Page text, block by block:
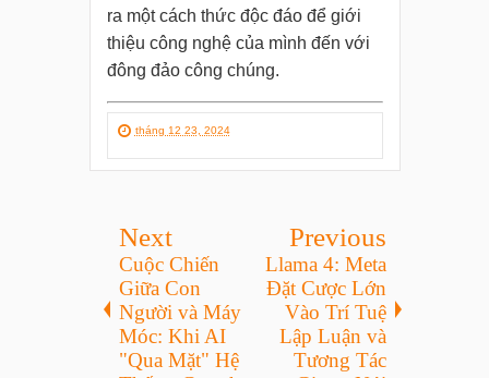
ra một cách thức độc đáo để giới
thiệu công nghệ của mình đến với
đông đảo công chúng.
tháng 12 23, 2024
Next
Cuộc Chiến
Giữa Con
Người và Máy
Móc: Khi AI
"Qua Mặt" Hệ
Previous
Llama 4: Meta
Đặt Cược Lớn
Vào Trí Tuệ
Lập Luận và
Tương Tác